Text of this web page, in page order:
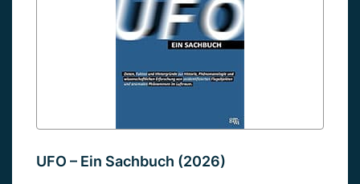
UFO – Ein Sachbuch (2026)